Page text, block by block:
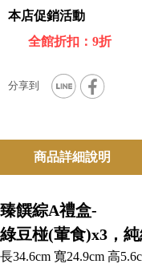
本店促銷活動
全館折扣：9折
商品詳細說明
臻饌綜A禮盒-
綠豆椪(葷食)x3，
長34.6cm 寬24.9cm 高